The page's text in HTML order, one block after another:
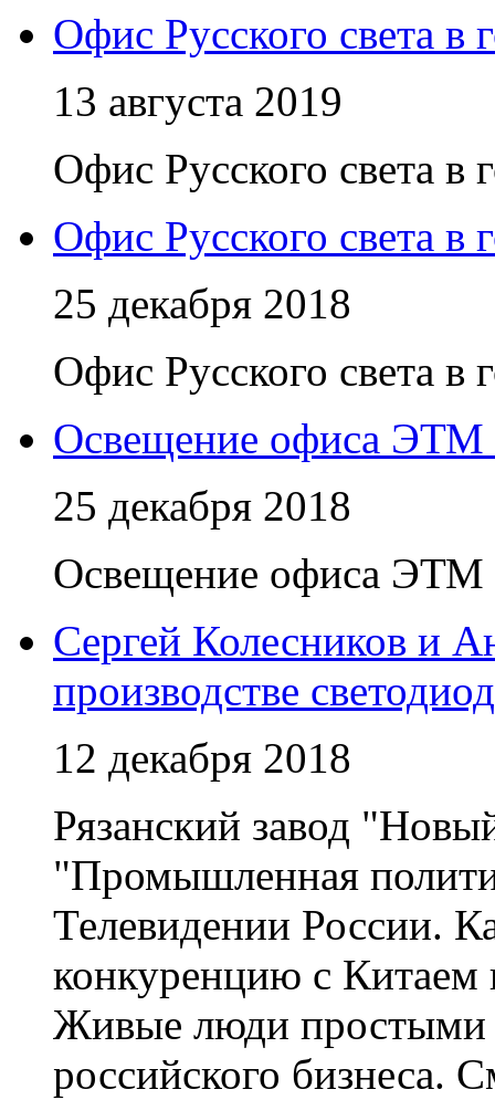
Офис Русского света в
13 августа 2019
Офис Русского света в
Офис Русского света в
25 декабря 2018
Офис Русского света в
Освещение офиса ЭТМ
25 декабря 2018
Освещение офиса ЭТМ
Сергей Колесников и
производстве
12 декабря 2018
Рязанский завод
"Промышленная
Телевидении России.
конкуренцию с Китаем
Живые люди простыми
российского бизнеса.